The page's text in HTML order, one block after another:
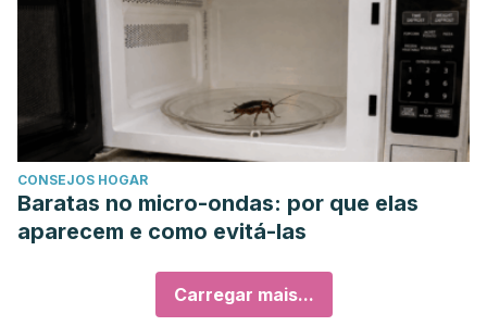
CONSEJOS HOGAR
Baratas no micro-ondas: por que elas
aparecem e como evitá-las
Carregar mais...